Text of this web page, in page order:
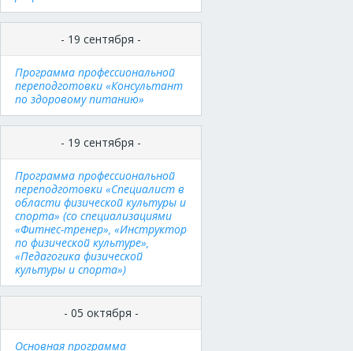
- 19 сентября -
Программа профессиональной
переподготовки «Консультант
по здоровому питанию»
- 19 сентября -
Программа профессиональной
переподготовки «Специалист в
области физической культуры и
спорта» (со специализациями
«Фитнес-тренер», «Инструктор
по физической культуре»,
«Педагогика физической
культуры и спорта»)
- 05 октября -
Основная программа